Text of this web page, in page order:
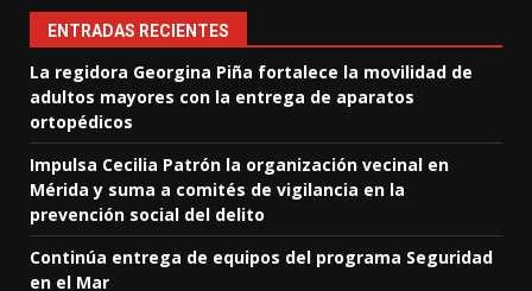
ENTRADAS RECIENTES
La regidora Georgina Piña fortalece la movilidad de
adultos mayores con la entrega de aparatos
ortopédicos
Impulsa Cecilia Patrón la organización vecinal en
Mérida y suma a comités de vigilancia en la
prevención social del delito
Continúa entrega de equipos del programa Seguridad
en el Mar